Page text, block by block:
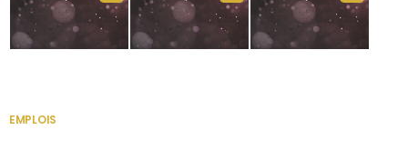
EMPLOIS